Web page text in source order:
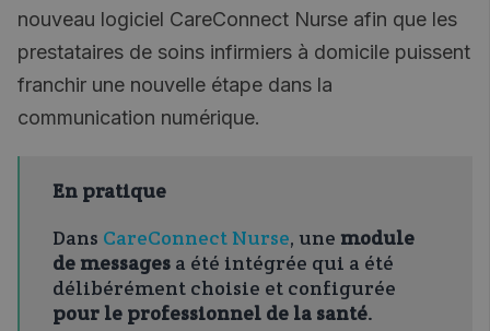
nouveau logiciel CareConnect Nurse afin que les
prestataires de soins infirmiers à domicile puissent
franchir une nouvelle étape dans la
communication numérique.
En pratique
Dans CareConnect Nurse, une module
de messages a été intégrée qui a été
délibérément choisie et configurée
pour le professionnel de la santé.